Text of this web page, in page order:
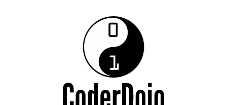
CoderDojo
Nürnberg
Das
CoderDojo
Nürnberg
ein
Club
für